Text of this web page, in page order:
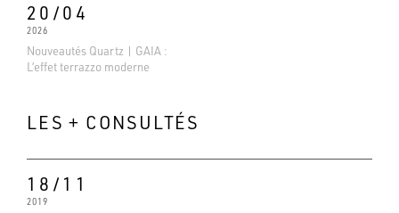
20/04
2026
Nouveautés Quartz | GAIA :
L’effet terrazzo moderne
LES + CONSULTÉS
18/11
2019